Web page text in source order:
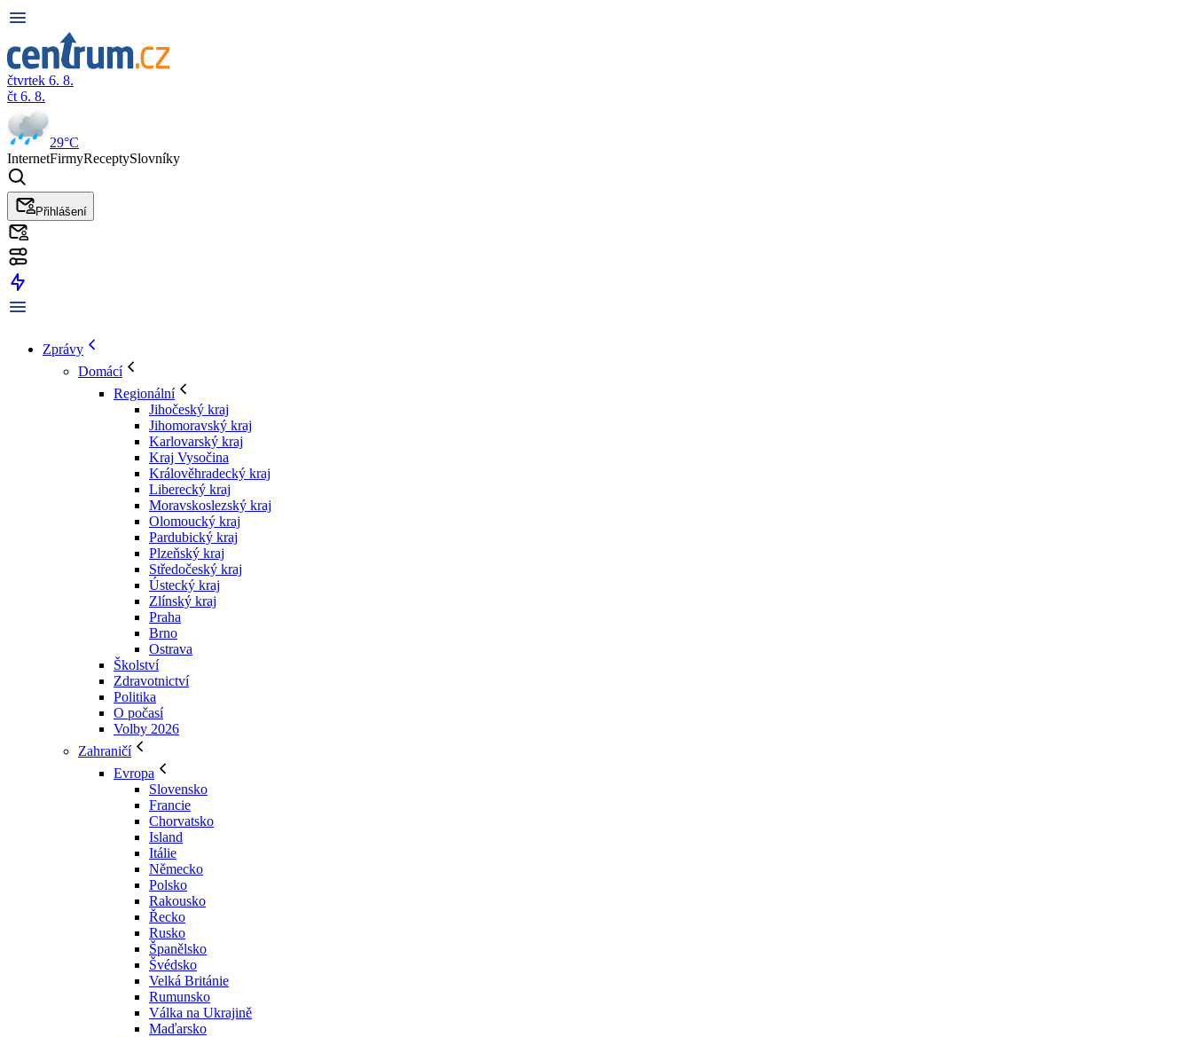
čtvrtek 6. 8.
čt 6. 8.
29°C
InternetFirmyReceptySlovníky
Přihlášení
Zprávy
Domácí
Regionální
Jihočeský kraj
Jihomoravský kraj
Karlovarský kraj
Kraj Vysočina
Králověhradecký kraj
Liberecký kraj
Moravskoslezský kraj
Olomoucký kraj
Pardubický kraj
Plzeňský kraj
Středočeský kraj
Ústecký kraj
Zlínský kraj
Praha
Brno
Ostrava
Školství
Zdravotnictví
Politika
O počasí
Volby 2026
Zahraničí
Evropa
Slovensko
Francie
Chorvatsko
Island
Itálie
Německo
Polsko
Rakousko
Řecko
Rusko
Španělsko
Švédsko
Velká Británie
Rumunsko
Válka na Ukrajině
Maďarsko